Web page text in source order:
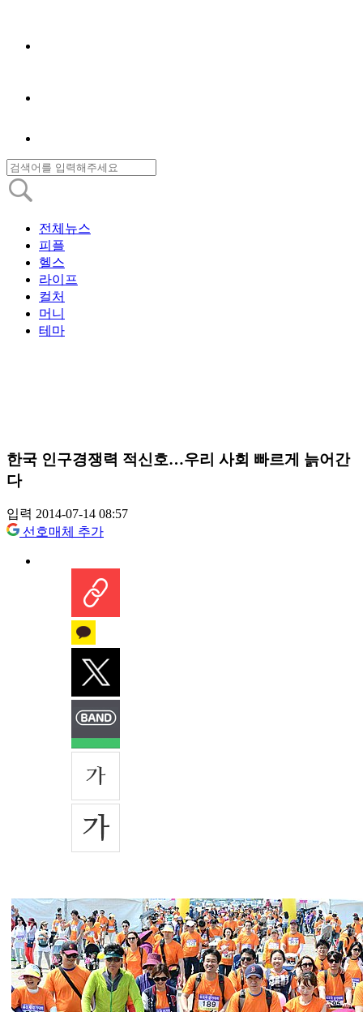
전체뉴스
피플
헬스
라이프
컬처
머니
테마
한국 인구경쟁력 적신호…우리 사회 빠르게 늙어간
다
입력 2014-07-14 08:57
선호매체 추가